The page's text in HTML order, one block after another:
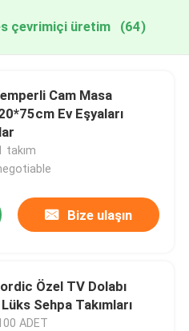
çevrimiçi üretim (64)
Cam Masa
Ev Eşyaları
takım
Bize ulaşın
Özel TV Dolabı
Sehpa Takımları
ADET